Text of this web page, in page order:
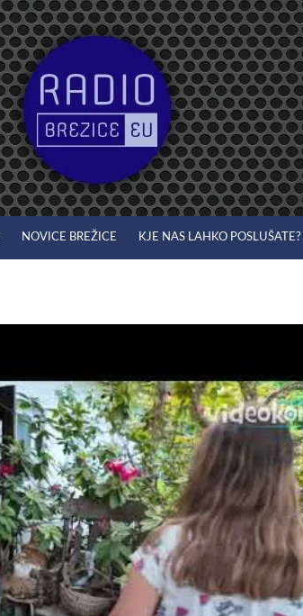
NOVICE BREŽICE KJE NAS LAHKO POSLUŠATE?